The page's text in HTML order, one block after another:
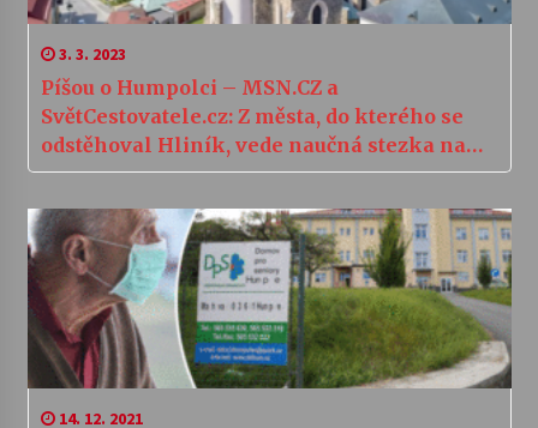
3. 3. 2023
Píšou o Humpolci – MSN.CZ a
SvětCestovatele.cz: Z města, do kterého se
odstěhoval Hliník, vede naučná stezka na
zříceninu hradu Orlík s rozhlednou
14. 12. 2021